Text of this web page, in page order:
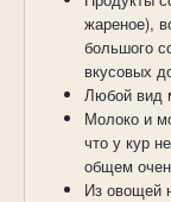
жареное),
большого
вкусовых
Любой вид
Молоко и
что у кур
общем
Из овощей